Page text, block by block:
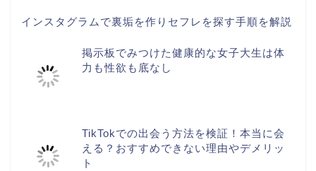
インスタグラムで裏垢を作りセフレを探す手順を解説
掲示板でみつけた健康的な女子大生は体
力も性欲も底なし
TikTokでの出会う方法を検証！本当に会
える？おすすめできない理由やデメリッ
ト